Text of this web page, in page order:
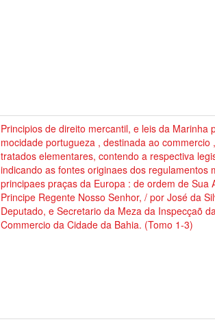
Principios de direito mercantil, e leis da Marinha
mocidade portugueza , destinada ao commercio
tratados elementares, contendo a respectiva
indicando as fontes originaes dos regulamentos
principaes praças da Europa : de ordem de Sua
Principe Regente Nosso Senhor, / por José da
Deputado, e Secretario da Meza da Inspecçaõ
Commercio da Cidade da Bahia. (Tomo 1-3)